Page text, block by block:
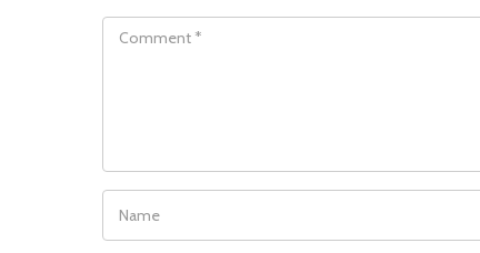
COMMENT
NAME